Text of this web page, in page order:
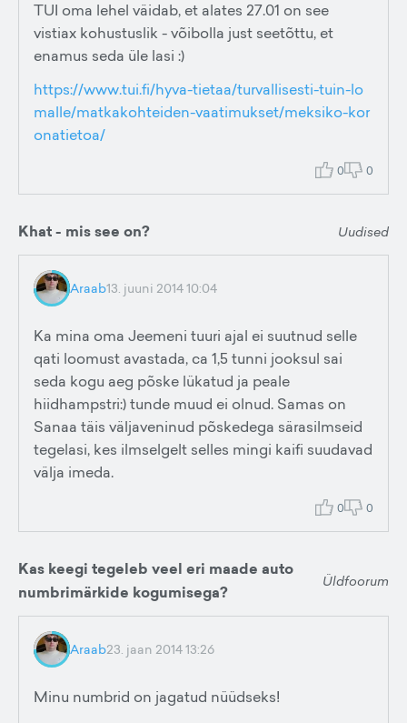
TUI oma lehel väidab, et alates 27.01 on see
vistiax kohustuslik - võibolla just seetõttu, et
enamus seda üle lasi :)
https://www.tui.fi/hyva-tietaa/turvallisesti-tuin-lo
malle/matkakohteiden-vaatimukset/meksiko-kor
onatietoa/
0 0
Khat - mis see on? Uudised
Araab13. juuni 2014 10:04
Ka mina oma Jeemeni tuuri ajal ei suutnud selle
qati loomust avastada, ca 1,5 tunni jooksul sai
seda kogu aeg põske lükatud ja peale
hiidhampstri:) tunde muud ei olnud. Samas on
Sanaa täis väljaveninud põskedega särasilmseid
tegelasi, kes ilmselgelt selles mingi kaifi suudavad
välja imeda.
0 0
Kas keegi tegeleb veel eri maade auto
numbrimärkide kogumisega?
Üldfoorum
Araab23. jaan 2014 13:26
Minu numbrid on jagatud nüüdseks!